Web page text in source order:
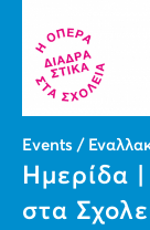
Events /
Ημερίδα
στα